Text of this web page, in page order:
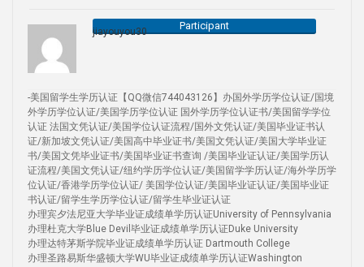
jiayouyou30 Participant
-美国留学生学历认证【QQ微信744043126】办国外学历学位认证/国境
外学历学位认证/美国学历学位认证 国外学历学位认证书/美国留学学位
认证 法国文凭认证/美国学位认证流程/国外文凭认证/美国毕业证书认
证/新加坡文凭认证/美国高中毕业证书/美国文凭认证/美国大学毕业证
书/美国文凭毕业证书/美国毕业证书查询 /美国毕业证认证/美国学历认
证流程/美国文凭认证/纽约学历学位认证/美国留学学历认证/海外学历学
位认证/香港学历学位认证/ 美国学位认证/美国毕业证认证/美国毕业证
书认证/留学生学历学位认证/留学生毕业证认证
办理宾夕法尼亚大学毕业证成绩单学历认证University of Pennsylvania
办理杜克大学Blue Devil毕业证成绩单学历认证Duke University
办理达特茅斯学院毕业证成绩单学历认证 Dartmouth College
办理圣路易斯华盛顿大学WU毕业证成绩单学历认证Washington